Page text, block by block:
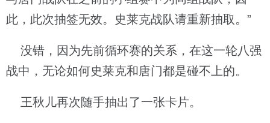
此，此次抽签无效。史莱克战队请重新抽取。”
没错，因为先前循环赛的关系，在这一轮八强
战中，无论如何史莱克和唐门都是碰不上的。
王秋儿再次随手抽出了一张卡片。